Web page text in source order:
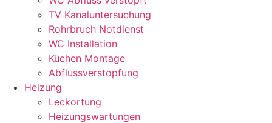
TV Kanaluntersuchung
Rohrbruch Notdienst
WC Installation
Küchen Montage
Abflussverstopfung
Heizung
Leckortung
Heizungswartungen